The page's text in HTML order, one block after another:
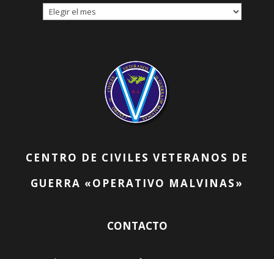
ARCHIVOS
POR
CENTRO DE CIVILES VETERANOS DE
GUERRA «OPERATIVO MALVINAS»
CONTACTO